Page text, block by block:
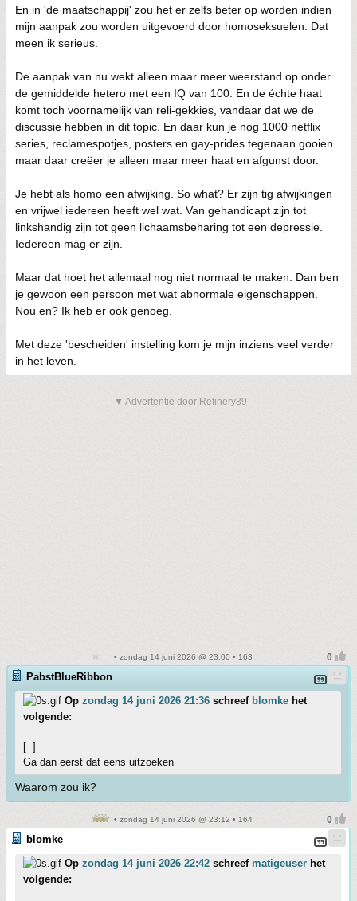
En in 'de maatschappij' zou het er zelfs beter op worden indien
mijn aanpak zou worden uitgevoerd door homoseksuelen. Dat
meen ik serieus.
De aanpak van nu wekt alleen maar meer weerstand op onder
de gemiddelde hetero met een IQ van 100. En de échte haat
komt toch voornamelijk van reli-gekkies, vandaar dat we de
discussie hebben in dit topic. En daar kun je nog 1000 netflix
series, reclamespotjes, posters en gay-prides tegenaan gooien
maar daar creëer je alleen maar meer haat en afgunst door.
Je hebt als homo een afwijking. So what? Er zijn tig afwijkingen
en vrijwel iedereen heeft wel wat. Van gehandicapt zijn tot
linkshandig zijn tot geen lichaamsbeharing tot een depressie.
Iedereen mag er zijn.
Maar dat hoet het allemaal nog niet normaal te maken. Dan ben
je gewoon een persoon met wat abnormale eigenschappen.
Nou en? Ik heb er ook genoeg.
Met deze 'bescheiden' instelling kom je mijn inziens veel verder
in het leven.
▼ Advertentie door Refinery89
• zondag 14 juni 2026 @ 23:00 • 163
PabstBlueRibbon
Op zondag 14 juni 2026 21:36 schreef blomke het
volgende:
[..]
Ga dan eerst dat eens uitzoeken
Waarom zou ik?
• zondag 14 juni 2026 @ 23:12 • 164
blomke
Op zondag 14 juni 2026 22:42 schreef matigeuser het
volgende: